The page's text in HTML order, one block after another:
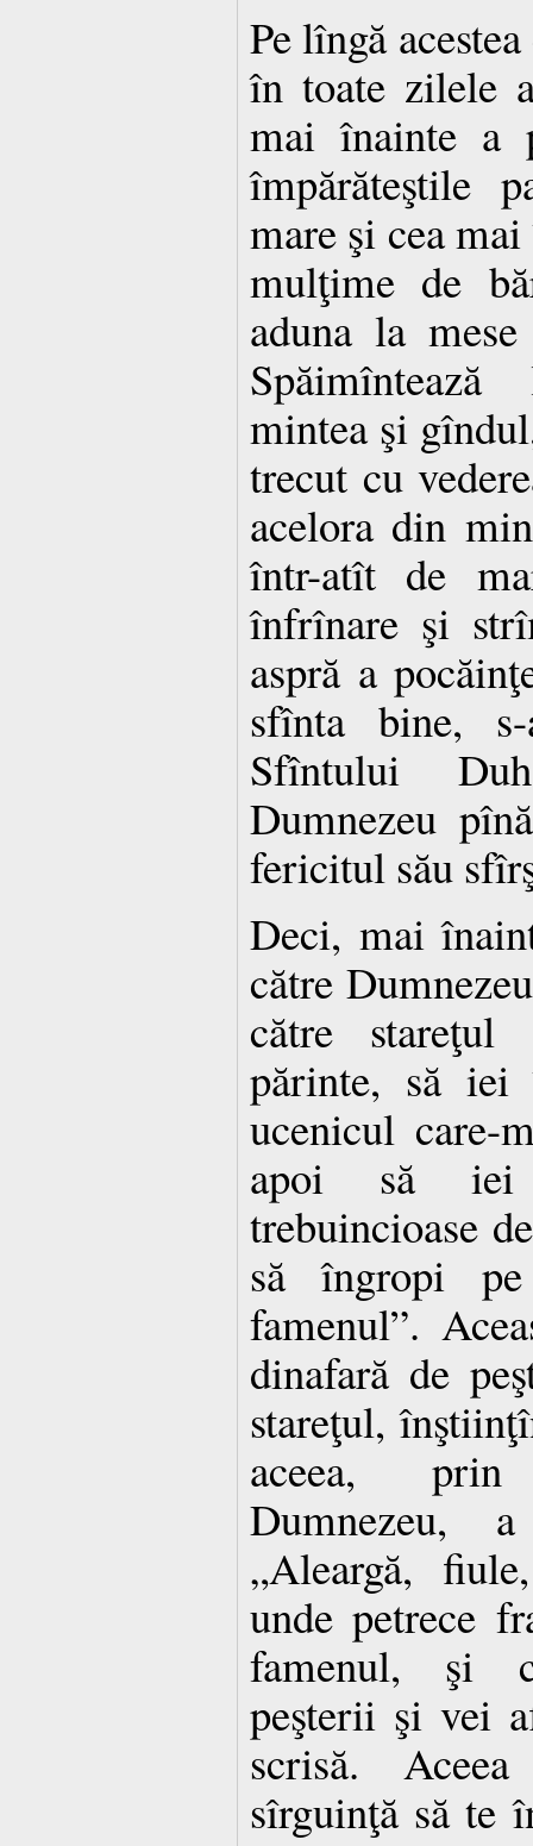
Pe lîngă
în toate zilele
mai înainte a
împărăteştile
mare şi cea
mulţime de
aduna la
mintea şi
trecut cu
acelora din
într-atît de
înfrînare şi
aspră a
sfînta bine,
Sfîntului
Dumnezeu
fericitul său
Deci, mai
către
către stareţul
părinte, să iei
ucenicul care-
apoi să iei
trebuincioase
să îngropi
famenul”.
dinafară de
stareţul,
aceea,
Dumnezeu,
„Aleargă,
unde petrece
famenul, şi
peşterii şi vei
scrisă.
sîrguinţă să te